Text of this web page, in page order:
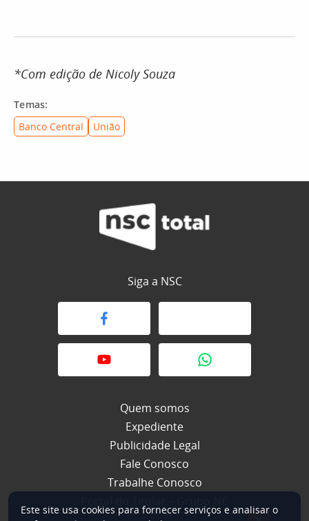
*Com edição de Nicoly Souza
Temas:
Banco Central
União
Siga a NSC
Quem somos
Expediente
Publicidade Legal
Fale Conosco
Trabalhe Conosco
Este site usa cookies para fornecer serviços e analisar o